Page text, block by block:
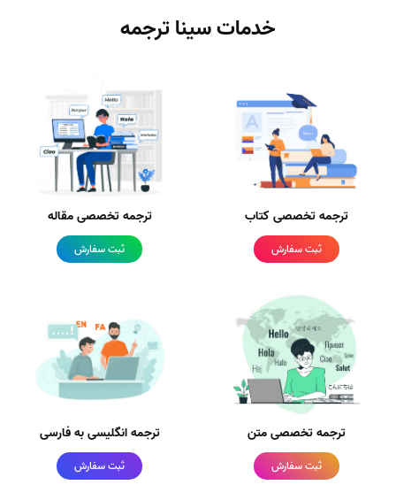
خدمات سینا ترجمه
ترجمه تخصصی کتاب
ثبت سفارش
ترجمه تخصصی مقاله
ثبت سفارش
ترجمه تخصصی متن
ثبت سفارش
ترجمه انگلیسی به فارسی
ثبت سفارش